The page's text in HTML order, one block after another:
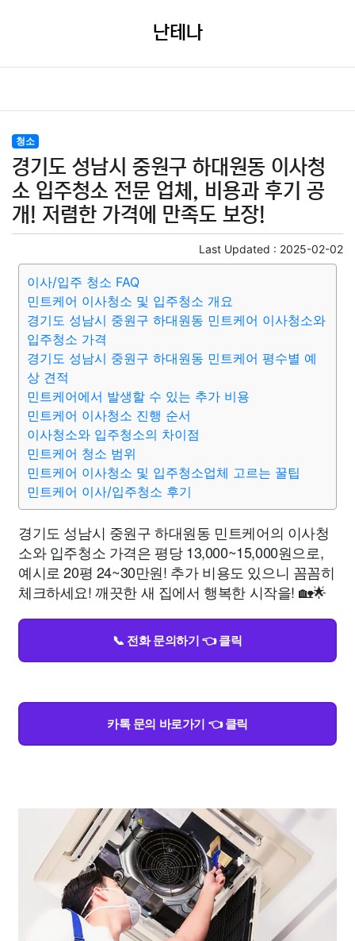
난테나
청소
경기도 성남시 중원구 하대원동 이사청
소 입주청소 전문 업체, 비용과 후기 공
개! 저렴한 가격에 만족도 보장!
Last Updated : 2025-02-02
이사/입주 청소 FAQ
민트케어 이사청소 및 입주청소 개요
경기도 성남시 중원구 하대원동 민트케어 이사청소와
입주청소 가격
경기도 성남시 중원구 하대원동 민트케어 평수별 예
상 견적
민트케어에서 발생할 수 있는 추가 비용
민트케어 이사청소 진행 순서
이사청소와 입주청소의 차이점
민트케어 청소 범위
민트케어 이사청소 및 입주청소업체 고르는 꿀팁
민트케어 이사/입주청소 후기
경기도 성남시 중원구 하대원동 민트케어의 이사청
소와 입주청소 가격은 평당 13,000~15,000원으로,
예시로 20평 24~30만원! 추가 비용도 있으니 꼼꼼히
체크하세요! 깨끗한 새 집에서 행복한 시작을! 🏡🌟
📞 전화 문의하기 👈 클릭
카톡 문의 바로가기 👈 클릭